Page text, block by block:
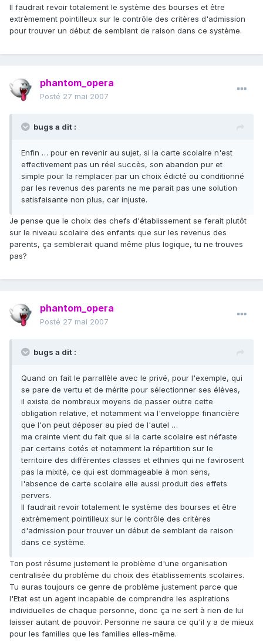
Il faudrait revoir totalement le système des bourses et être
extrèmement pointilleux sur le contrôle des critères d'admission
pour trouver un début de semblant de raison dans ce système.
phantom_opera
Posté 27 mai 2007
bugs a dit :
Enfin … pour en revenir au sujet, si la carte scolaire n'est
effectivement pas un réel succès, son abandon pur et
simple pour la remplacer par un choix édicté ou conditionné
par les revenus des parents ne me parait pas une solution
satisfaisante non plus, car injuste.
Je pense que le choix des chefs d'établissement se ferait plutôt
sur le niveau scolaire des enfants que sur les revenus des
parents, ça semblerait quand même plus logique, tu ne trouves
pas?
phantom_opera
Posté 27 mai 2007
bugs a dit :
Quand on fait le parrallèle avec le privé, pour l'exemple, qui
se pare de vertu et de mérite pour sélectionner ses élèves,
il existe de nombreux moyens de passer outre cette
obligation relative, et notamment via l'enveloppe financière
que l'on peut déposer au pied de l'autel …
ma crainte vient du fait que si la carte scolaire est néfaste
par certains cotés et notamment la répartition sur le
territoire des différentes classes et ethnies qui ne favirosent
pas la mixité, ce qui est dommageable à mon sens,
l'absence de carte scolaire elle aussi produit des effets
pervers.
Il faudrait revoir totalement le système des bourses et être
extrèmement pointilleux sur le contrôle des critères
d'admission pour trouver un début de semblant de raison
dans ce système.
Ton post résume justement le problème d'une organisation
centralisée du problème du choix des établissements scolaires.
Tu auras toujours ce genre de problème justement parce que
l'Etat est un agent incapable de comprendre les aspirations
individuelles de chaque personne, donc ça ne sert à rien de lui
laisser autant de pouvoir. Personne ne saura ce qu'il y a de mieux
pour les familles que les familles elles-même.